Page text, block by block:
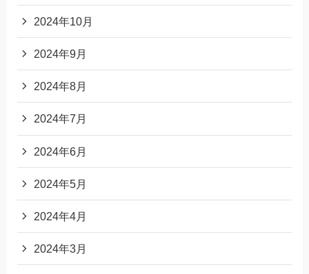
2024年10月
2024年9月
2024年8月
2024年7月
2024年6月
2024年5月
2024年4月
2024年3月